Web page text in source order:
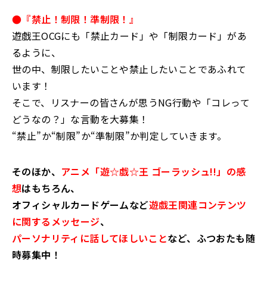
●『禁止！制限！準制限！』
遊戯王OCGにも「禁止カード」や「制限カード」があ
るように、
世の中、制限したいことや禁止したいことであふれて
います！
そこで、リスナーの皆さんが思うNG行動や「コレって
どうなの？」な言動を大募集！
“禁止”か“制限”か“準制限”か判定していきます。
そのほか、 アニメ「遊☆戯☆王 ゴーラッシュ!!」の感
想はもちろん、
オフィシャルカードゲームなど遊戯王関連コンテンツ
に関するメッセージ、
パーソナリティに話してほしいことなど、ふつおたも随
時募集中！